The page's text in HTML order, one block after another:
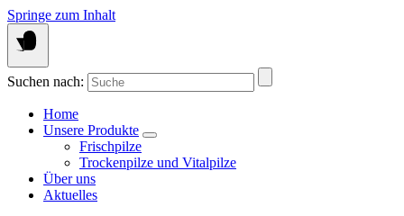
Springe zum Inhalt
Suchen nach:
Home
Unsere Produkte
Frischpilze
Trockenpilze und Vitalpilze
Über uns
Aktuelles